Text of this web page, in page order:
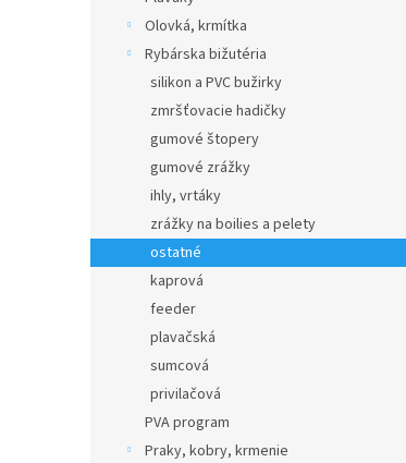
Olovká, krmítka
Rybárska bižutéria
silikon a PVC bužirky
zmršťovacie hadičky
gumové štopery
gumové zrážky
ihly, vrtáky
zrážky na boilies a pelety
ostatné
kaprová
feeder
plavačská
sumcová
privilačová
PVA program
Praky, kobry, krmenie